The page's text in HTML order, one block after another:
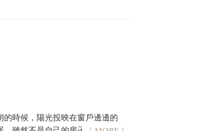
時候，陽光投映在窗戶邊邊的